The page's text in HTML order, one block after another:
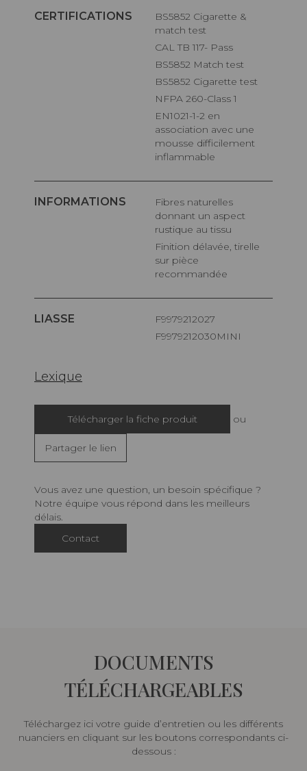
CERTIFICATIONS
BS5852 Cigarette &
match test
CAL TB 117- Pass
BS5852 Match test
BS5852 Cigarette test
NFPA 260-Class 1
EN1021-1-2 en
association avec une
mousse difficilement
inflammable
INFORMATIONS
Fibres naturelles
donnant un aspect
rustique au tissu
Finition délavée, tirelle
sur pièce
recommandée
LIASSE
F9979212027
F9979212030MINI
Lexique
Télécharger la fiche produit ou
Partager le lien
Vous avez une question, un besoin spécifique ?
Notre équipe vous répond dans les meilleurs
délais.
Contact
DOCUMENTS
TÉLÉCHARGEABLES
Téléchargez ici votre guide d’entretien ou les différents
nuanciers en cliquant sur les boutons correspondants ci-
dessous :